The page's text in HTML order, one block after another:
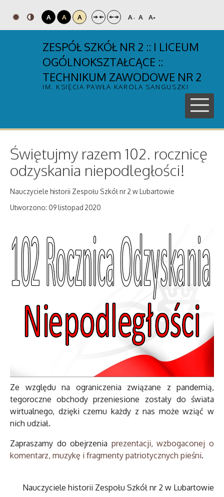
A A A A- A A+
ZESPÓŁ SZKÓŁ NR 2 :: I LICEUM
OGÓLNOKSZTAŁCĄCE ::
TECHNIKUM ZAWODOWE NR 2
IM. KSIĘCIA PAWŁA KAROLA SANGUSZKI
Świętujmy razem 102. rocznicę
odzyskania niepodległości!
Nauczyciele historii Zespołu Szkół nr 2 w Lubartowie
Utworzono: 09 listopad 2020
Ze względu na ograniczenia związane z pandemią,
tegoroczne obchody przeniesione zostały do świata
wirtualnego, dzięki czemu każdy z nas może wziąć w
nich udział.
Zapraszamy do obejrzenia prezentacji, wzbogaconej o
komentarz, muzykę i fragmenty patriotycznych pieśni.
Nauczyciele historii Zespołu Szkół nr 2 w Lubartowie